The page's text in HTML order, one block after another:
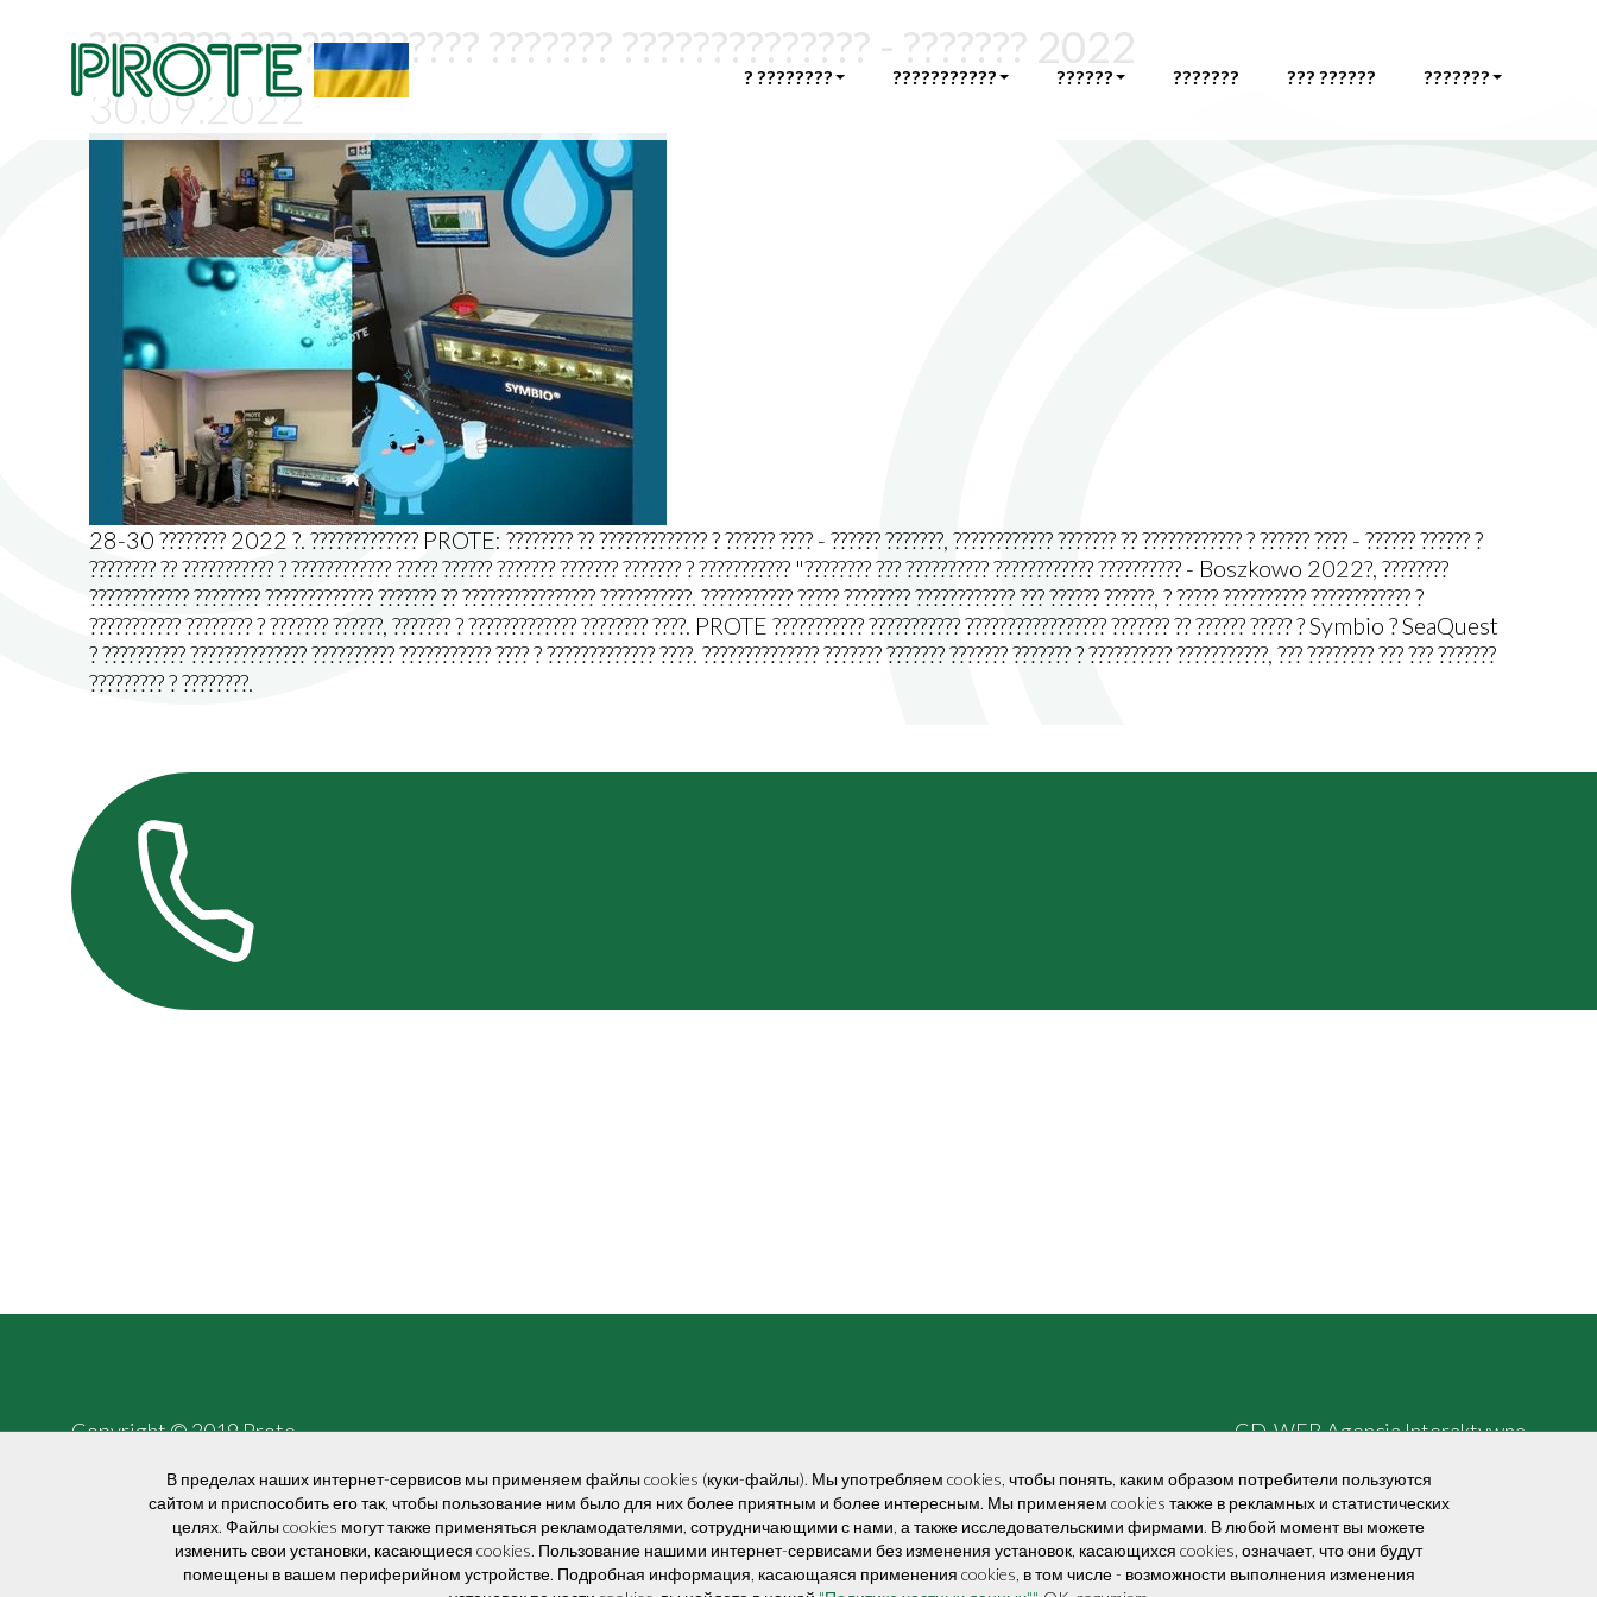
? ???????? ??????????? ?????? ??????? ??? ?????? ???????
???????? ??? ?????????? ??????? ?????????????? - ??????? 2022
30.09.2022
28-30 ???????? 2022 ?. ????????????? PROTE: ???????? ?? ????????????? ? ?????? ???? - ?????? ???????, ???????????? ??????? ?? ???????????? ? ?????? ???? - ?????? ?????? ?
???????? ?? ??????????? ? ???????????? ????? ?????? ??????? ??????? ??????? ? ??????????? "???????? ??? ?????????? ???????????? ?????????? - Boszkowo 2022?, ????????
???????????? ???????? ????????????? ??????? ?? ???????????????? ???????????. ??????????? ????? ???????? ???????????? ??? ?????? ??????, ? ????? ?????????? ???????????? ?
??????????? ???????? ? ??????? ??????, ??????? ? ????????????? ???????? ????. PROTE ??????????? ??????????? ????????????????? ??????? ?? ?????? ????? ? Symbio ? SeaQuest
? ?????????? ?????????????? ?????????? ??????????? ???? ? ????????????? ????. ?????????????? ??????? ??????? ??????? ??????? ? ?????????? ???????????, ??? ???????? ??? ??? ???????
????????? ? ????????.
Copyright © 2019 Prote CD-WEB Agencja Interaktywna
В пределах наших интернет-сервисов мы применяем файлы cookies (куки-файлы). Мы употребляем cookies, чтобы понять, каким образом потребители пользуются
сайтом и приспособить его так, чтобы пользование ним было для них более приятным и более интересным. Мы применяем cookies также в рекламных и статистических
целях. Файлы cookies могут также применяться рекламодателями, сотрудничающими с нами, а также исследовательскими фирмами. В любой момент вы можете
изменить свои установки, касающиеся cookies. Пользование нашими интернет-сервисами без изменения установок, касающихся cookies, означает, что они будут
помещены в вашем периферийном устройстве. Подробная информация, касающаяся применения cookies, в том числе - возможности выполнения изменения